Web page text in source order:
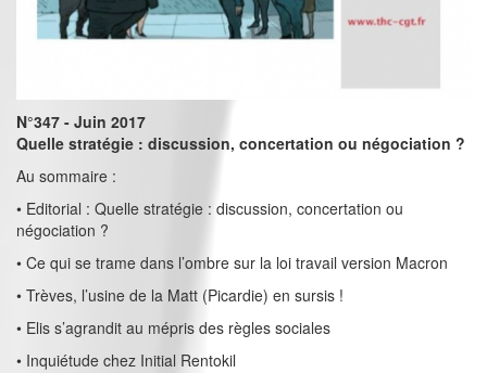
N°347 - Juin 2017
Quelle stratégie : discussion, concertation ou négociation ?
Au sommaire :
• Editorial : Quelle stratégie : discussion, concertation ou
négociation ?
• Ce qui se trame dans l’ombre sur la loi travail version Macron
• Trèves, l’usine de la Matt (Picardie) en sursis !
• Elis s’agrandit au mépris des règles sociales
• Inquiétude chez Initial Rentokil